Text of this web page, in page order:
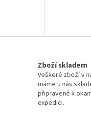
Zboží skladem
Veškeré zboží v
máme u nás
připravené k
expedici.